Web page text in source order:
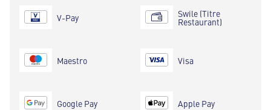
V-Pay
Maestro
Google Pay
Swile (Titre
Restaurant)
Visa
Apple Pay